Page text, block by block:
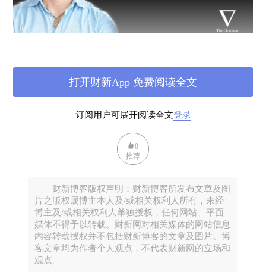
长不仅没有减少，反而有较大提升，同时周末工作的
现象也更多。美国ActivTrak生产率实验室发布的
《2026年工作状态报告》显示，随着AI的加速普及，
作负担没有任何减轻，而且需要根据AI来做出调整，
人机协作增加了34%，周末工作暴增了40%，但人们
人类的语言和沟通方式，也在不自觉地向人工智能对
齐。德国马克思-普朗克人类发展研究所的研究人员矢
仓大梦（Hiromu Yakura）发现，自从ChatGPT诞生
后，他越来越多的使用“delve”（探究）这个词，而过
去研究人员也发现大语言模型正改变书面语的遣词造
订阅用户可展开阅读全文登录
打开财新App 免费阅读全文
0
推荐
财新博客版权声明：财新博客所发布文章及图
片之版权属博主本人及/或相关权利人所有，未经
博主及/或相关权利人单独授权，任何网站、平面
媒体不得予以转载。财新网对相关媒体的网站信息
内容转载授权并不包括财新博客的文章及图片。博
客文章均为作者个人观点，不代表财新网的立场和
观点。